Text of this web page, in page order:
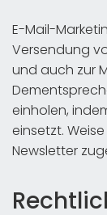
E-Mail-
Versendung
und auch zur
einholen,
einsetzt.
Newsletter